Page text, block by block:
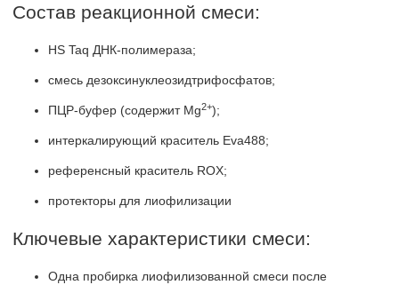
Состав реакционной смеси:
HS Taq ДНК-полимераза;
смесь дезоксинуклеозидтрифосфатов;
ПЦР-буфер (содержит Mg2+);
интеркалирующий краситель Eva488;
референсный краситель ROX;
протекторы для лиофилизации
Ключевые характеристики смеси:
Одна пробирка лиофилизованной смеси после